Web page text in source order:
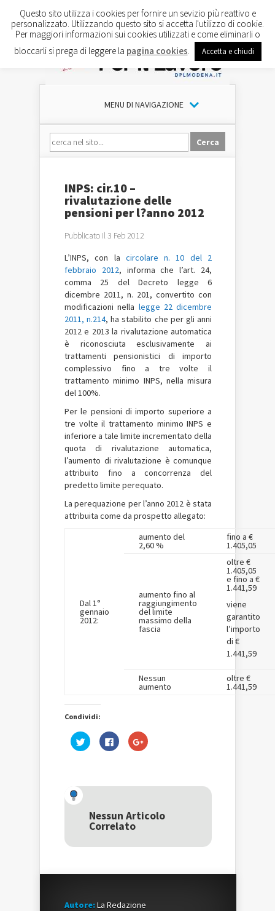
MENU DI NAVIGAZIONE
INPS: cir.10 –
rivalutazione delle
pensioni per l?anno 2012
Pubblicato il 3 Feb 2012
L’INPS, con la circolare n. 10 del 2
febbraio 2012, informa che l’art. 24,
comma 25 del Decreto legge 6
dicembre 2011, n. 201, convertito con
modificazioni nella legge 22 dicembre
2011, n.214, ha stabilito che per gli anni
2012 e 2013 la rivalutazione automatica
è riconosciuta esclusivamente ai
trattamenti pensionistici di importo
complessivo fino a tre volte il
trattamento minimo INPS, nella misura
del 100%.
Per le pensioni di importo superiore a
tre volte il trattamento minimo INPS e
inferiore a tale limite incrementato della
quota di rivalutazione automatica,
l’aumento di rivalutazione è comunque
attribuito fino a concorrenza del
predetto limite perequato.
La perequazione per l’anno 2012 è stata
attribuita come da prospetto allegato:
Dal 1°
gennaio
2012:
aumento del
2,60 %
fino a €
1.405,05
aumento fino al
raggiungimento
del limite
massimo della
fascia
oltre €
1.405,05
e fino a €
1.441,59
viene
garantito
l’importo
di €
1.441,59
Nessun
aumento
oltre €
1.441,59
Condividi:
Fai
clic
una
nuova
finestra)
Fai
clic
nuova
finestra)
Fai
clic
una
nuova
Nessun Articolo
Correlato
Autore:La Redazione
Questo sito utilizza i cookies per fornire un sevizio più reattivo e
personalizzato. Utilizzando questo sito si accetta l'utilizzo di cookie.
Per maggiori informazioni sui cookies utilizzati e come eliminarli o
bloccarli si prega di leggere la pagina cookies Accetta e chiudi